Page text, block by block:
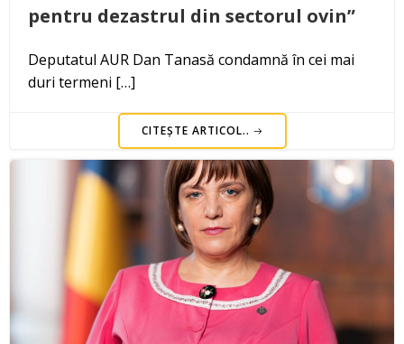
pentru dezastrul din sectorul ovin”
Deputatul AUR Dan Tanasă condamnă în cei mai
duri termeni […]
CITEȘTE ARTICOL..